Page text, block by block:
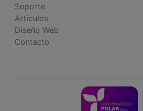
Soporte
Artículos
Diseño Web
Contacto